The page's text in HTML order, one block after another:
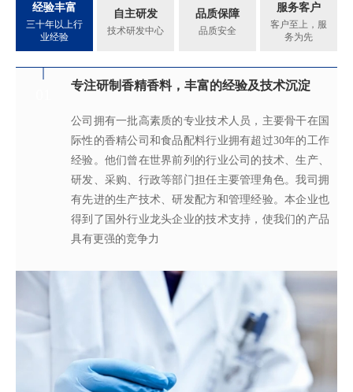
经验丰富
三十年以上行
业经验
自主研发
技术研发中心
品质保障
品质安全
服务客户
客户至上，服
务为先
专注研制香精香料，丰富的经验及技术沉淀
公司拥有一批高素质的专业技术人员，主要骨干在国
际性的香精公司和食品配料行业拥有超过30年的工作
经验。他们曾在世界前列的行业公司的技术、生产、
研发、采购、行政等部门担任主要管理角色。我司拥
有先进的生产技术、研发配方和管理经验。本企业也
得到了国外行业龙头企业的技术支持，使我们的产品
具有更强的竞争力
满足客户不同的调香需求
拥有独立的香精香料技术研发实验室和生产车间，可
为客户提供适合、满意，高性价比的高品质香精。
完善的质量管理体系
从2005年起，公司就建立了国际认可的ISO9001：
2015质量管理体系及ISO22000：2018 食品安全管理体
系，为所有产品质量稳定性及食用安全性保驾护航。
真心酿香味 芬芳传五洲
轩宇的应用及技术服务中心，汇聚了多位优秀的技术
工程师从事香精香料在各类产品中的开发应用，能高
效地针对客户需求打造不同产品，满 足客户对提高其
产品质量以及缩短交货期的需求。